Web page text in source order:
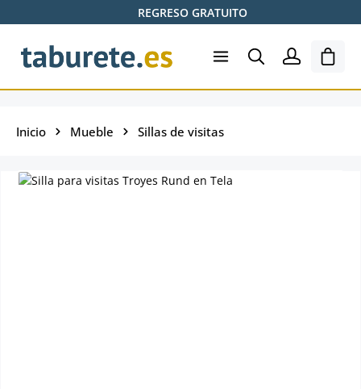
Saltar al contenido principalREGRESO GRATUITO
El
Inicio Mueble Sillas de visitas